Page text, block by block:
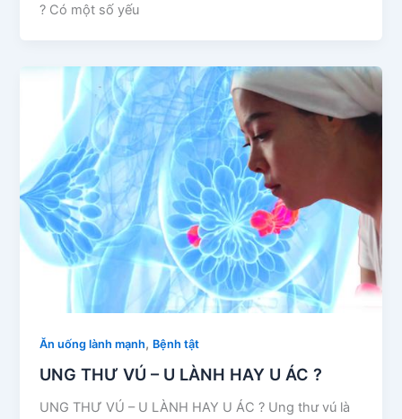
? Có một số yếu
Ăn uống lành mạnh, Bệnh tật
UNG THƯ VÚ – U LÀNH HAY U ÁC ?
UNG THƯ VÚ – U LÀNH HAY U ÁC ? Ung thư vú là